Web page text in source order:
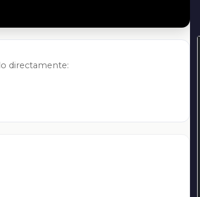
directamente: